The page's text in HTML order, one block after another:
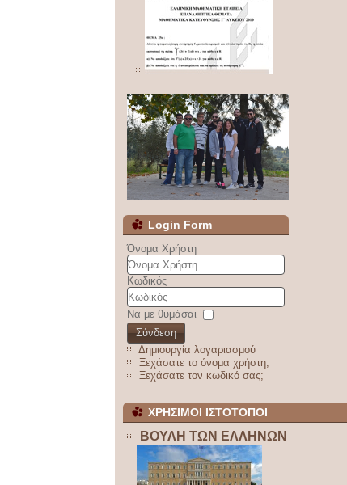
Login Form
Όνομα Χρήστη
Κωδικός
Να με θυμάσαι
Σύνδεση
Δημιουργία λογαριασμού
Ξεχάσατε το όνομα χρήστη;
Ξεχάσατε τον κωδικό σας;
ΧΡΗΣΙΜΟΙ ΙΣΤΟΤΟΠΟΙ
ΒΟΥΛΗ ΤΩΝ ΕΛΛΗΝΩΝ